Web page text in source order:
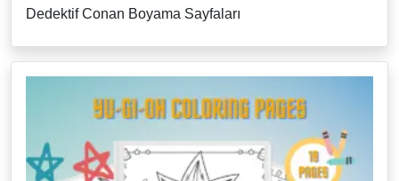
Dedektif Conan Boyama Sayfaları